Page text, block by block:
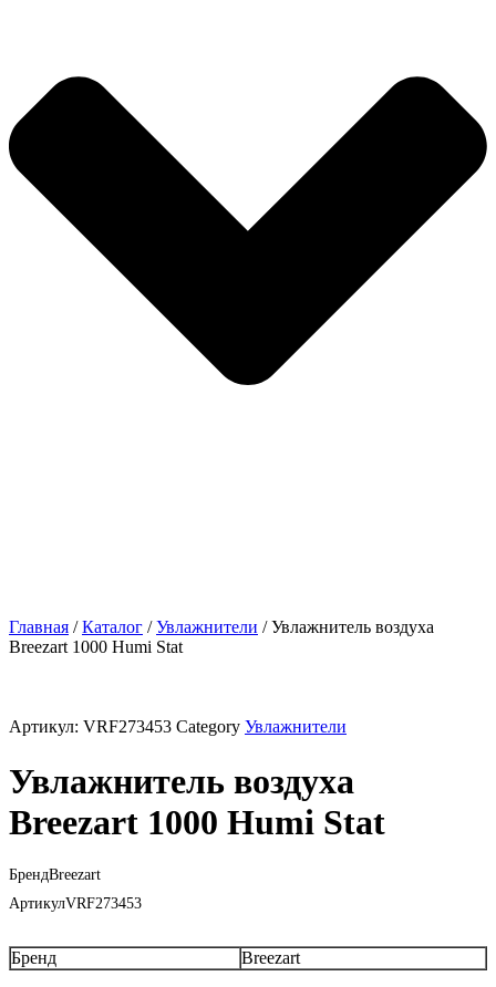
Главная /Каталог /Увлажнители / Увлажнитель воздуха
Breezart 1000 Humi Stat
Артикул: VRF273453 Category Увлажнители
Увлажнитель воздуха
Breezart 1000 Humi Stat
БрендBreezart
АртикулVRF273453
Бренд Breezart